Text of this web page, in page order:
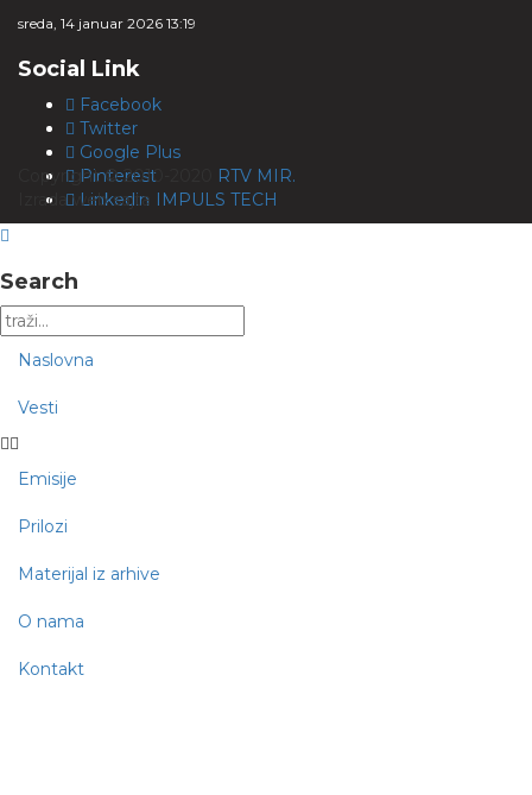
sreda, 14 januar 2026 13:19
Social Link
Facebook
Twitter
Google Plus
Pinterest
Linkedin
Copyright © 2010-2020
RTV MIR.
Izrada web sajta
IMPULS TECH
Search
Naslovna
Vesti
Emisije
Prilozi
Materijal iz arhive
O nama
Kontakt